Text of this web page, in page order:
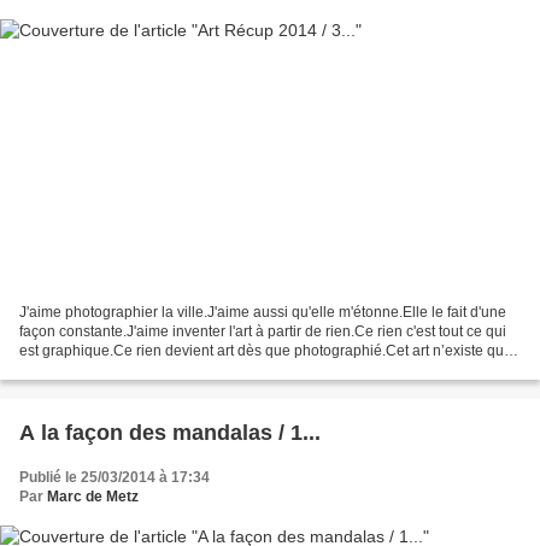
J'aime photographier la ville.J'aime aussi qu'elle m'étonne.Elle le fait d'une
façon constante.J'aime inventer l'art à partir de rien.Ce rien c'est tout ce qui
est graphique.Ce rien devient art dès que photographié.Cet art n’existe que
A la façon des mandalas / 1...
Publié le 25/03/2014 à 17:34
Par Marc de Metz